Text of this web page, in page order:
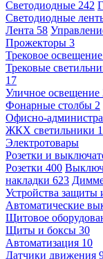
Светодиодные 242
Светодиодные
Лента 58
Прожекторы 3
Трековое освещение
Трековые
17
Уличное освещение
Фонарные столбы 2
Офисно-
ЖКХ светильники
Электротовары
Розетки и
Розетки 400
накладки 623
Устройства защиты
Автоматические
Щитовое
Щиты и боксы 30
Автоматизация 10
Датчики движения